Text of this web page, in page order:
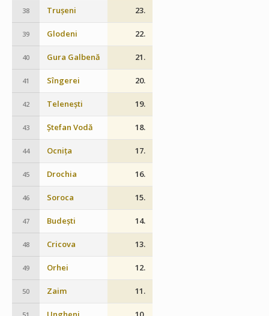
38 Trușeni 23.
39 Glodeni 22.
40 Gura Galbenă 21.
41 Sîngerei 20.
42 Telenești 19.
43 Ștefan Vodă 18.
44 Ocnița 17.
45 Drochia 16.
46 Soroca 15.
47 Budești 14.
48 Cricova 13.
49 Orhei 12.
50 Zaim 11.